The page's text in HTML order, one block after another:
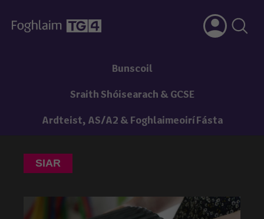
Bunscoil
Sraith Shóisearach & GCSE
Ardteist, AS/A2 & Foghlaimeoirí Fásta
SIAR